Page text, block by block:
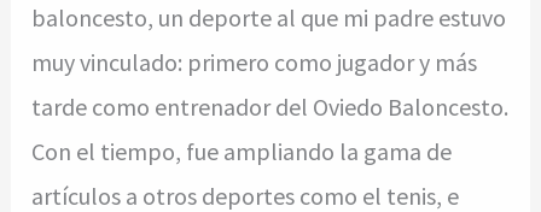
baloncesto, un deporte al que mi padre estuvo
muy vinculado: primero como jugador y más
tarde como entrenador del Oviedo Baloncesto.
Con el tiempo, fue ampliando la gama de
artículos a otros deportes como el tenis, e